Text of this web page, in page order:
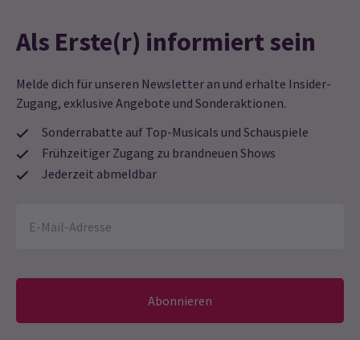
Als Erste(r) informiert sein
Melde dich für unseren Newsletter an und erhalte Insider-
Zugang, exklusive Angebote und Sonderaktionen.
Sonderrabatte auf Top-Musicals und Schauspiele
Frühzeitiger Zugang zu brandneuen Shows
Jederzeit abmeldbar
Abonnieren